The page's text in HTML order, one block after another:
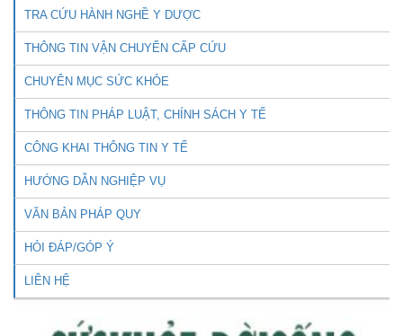
TRA CỨU HÀNH NGHỀ Y DƯỢC
THÔNG TIN VẬN CHUYỂN CẤP CỨU
CHUYÊN MỤC SỨC KHỎE
THÔNG TIN PHÁP LUẬT, CHÍNH SÁCH Y TẾ
CÔNG KHAI THÔNG TIN Y TẾ
HƯỚNG DẪN NGHIỆP VỤ
VĂN BẢN PHÁP QUY
HỎI ĐÁP/GÓP Ý
LIÊN HỆ